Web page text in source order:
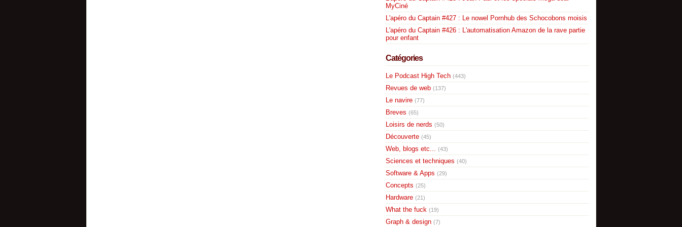
MyCiné
L'apéro du Captain #427 : Le nowel Pornhub des Schocobons moisis
L'apéro du Captain #426 : L'automatisation Amazon de la rave partie
pour enfant
Catégories
Le Podcast High Tech (443)
Revues de web (137)
Le navire (77)
Breves (65)
Loisirs de nerds (50)
Découverte (45)
Web, blogs etc... (43)
Sciences et techniques (40)
Software & Apps (29)
Concepts (25)
Hardware (21)
What the fuck (19)
Graph & design (7)